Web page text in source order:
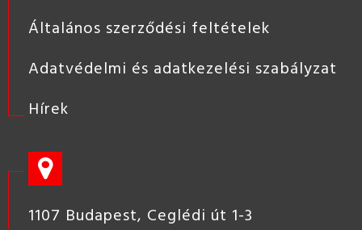
Általános szerződési feltételek
Adatvédelmi és adatkezelési szabályzat
Hírek
1107 Budapest, Ceglédi út 1-3